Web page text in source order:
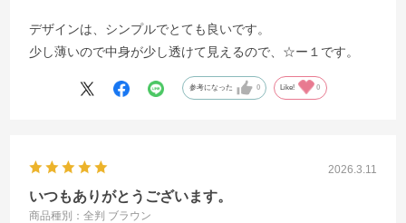
デザインは、シンプルでとても良いです。
少し薄いので中身が少し透けて見えるので、☆ー１です。
参考になった 0 Like! 0
2026.3.11
いつもありがとうございます。
商品種別：全判 ブラウン